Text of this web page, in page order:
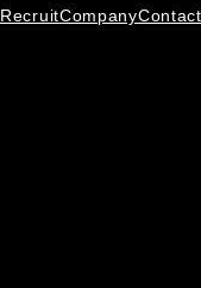
RecruitCompanyContact